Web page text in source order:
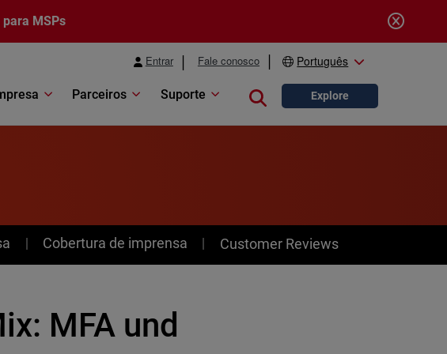
MSPs
Entrar Fale conosco Português
Parceiros Suporte Close search
Explore
Cobertura de imprensa Customer Reviews
MFA und